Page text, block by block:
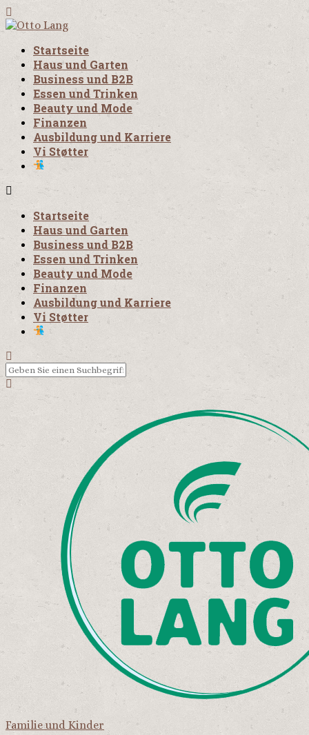
Startseite
Haus und Garten
Business und B2B
Essen und Trinken
Beauty und Mode
Finanzen
Ausbildung und Karriere
Vi Støtter
Startseite
Haus und Garten
Business und B2B
Essen und Trinken
Beauty und Mode
Finanzen
Ausbildung und Karriere
Vi Støtter
Familie und Kinder